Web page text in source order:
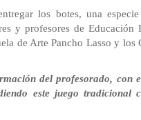
los botes, una
y profesores de Educación
de Arte Pancho Lasso y los
del profesorado, con
este juego tradicionalc